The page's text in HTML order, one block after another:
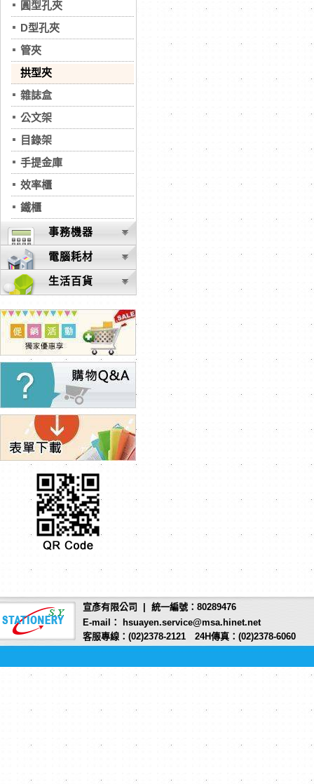
圓型孔夾
D型孔夾
管夾
拱型夾
雜誌盒
公文架
目錄架
手提金庫
效率櫃
鐵櫃
事務機器
電腦耗材
生活百貨
宣彥有限公司 | 統一編號：80289476
E-mail： hsuayen.service@msa.hinet.net
客服專線：(02)2378-2121 24H傳真：(02)2378-6060